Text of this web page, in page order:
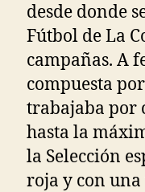
desde donde
Fútbol de La
campañas. A
compuesta
trabajaba por
hasta la
la Selección
roja y con